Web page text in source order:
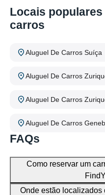
Locais
carros
Aluguel De Carros Suíça
Aluguel De Carros
Aluguel De Carros
Aluguel De Carros
FAQs
Como reservar um
Onde estão